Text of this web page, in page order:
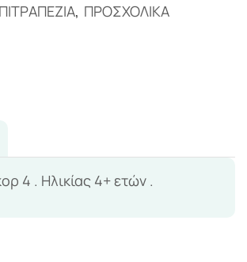
, ΠΡΟΣΧΟΛΙΚΑ
4 . Ηλικίας 4+ ετών .